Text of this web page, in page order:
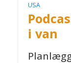
USA
i van